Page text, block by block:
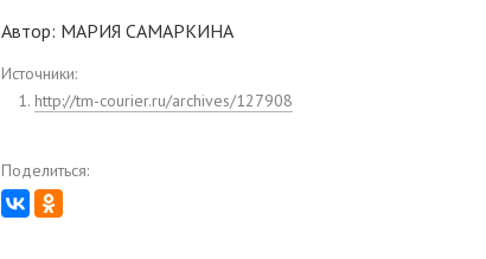
Автор: МАРИЯ САМАРКИНА
Источники:
http://tm-courier.ru/archives/127908
Поделиться: